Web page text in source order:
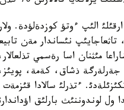
مةكةندةر ارقئلئ الئپ ءوتؤ
تاثعاجايئپ نئساندار مةن
مئثنان اسا رةسمي
جةرلةرگة ذشاق، كةمة،
لوندوننئث بارلئق